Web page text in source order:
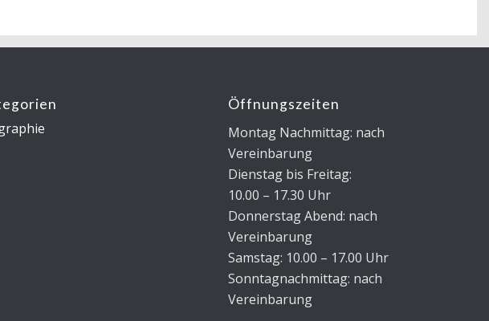
Öffnungszeiten
Montag Nachmittag: nach
Vereinbarung
Dienstag bis Freitag:
10.00 – 17.30 Uhr
Donnerstag Abend: nach
Vereinbarung
Samstag: 10.00 – 17.00 Uhr
Sonntagnachmittag: nach
Vereinbarung